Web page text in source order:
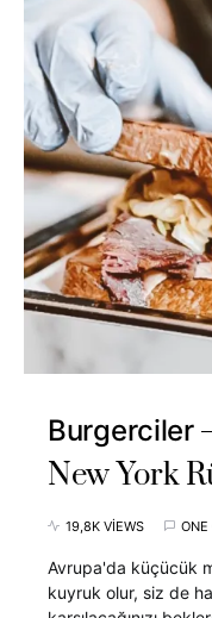
Burgerciler
New York
19,8K VIEWS
Avrupa'da küçücük
kuyruk olur, siz de